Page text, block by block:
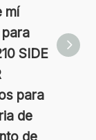
mí
para
SIDE
para
de
a